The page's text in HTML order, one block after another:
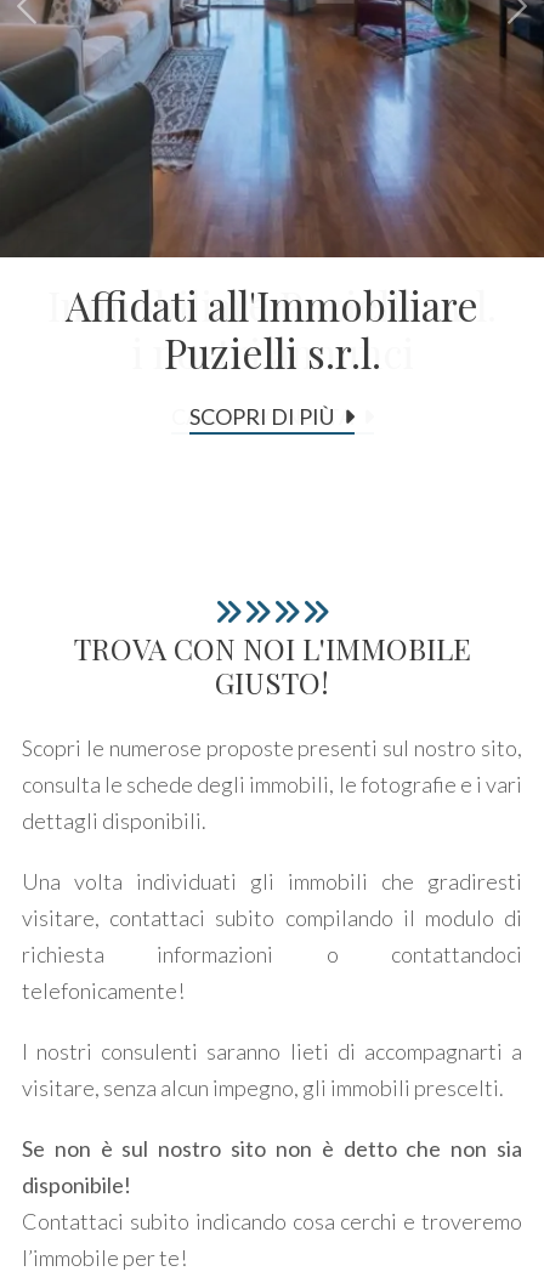
Immobiliare Puzielli s.r.l.
i nostri annunci
CASE IN VENDITA
« »
TROVA CON NOI L'IMMOBILE
GIUSTO!
Scopri le numerose proposte presenti sul nostro sito,
consulta le schede degli immobili, le fotografie e i vari
dettagli disponibili.
Una volta individuati gli immobili che gradiresti
visitare, contattaci subito compilando il modulo di
richiesta informazioni o contattandoci
telefonicamente!
I nostri consulenti saranno lieti di accompagnarti a
visitare, senza alcun impegno, gli immobili prescelti.
Se non è sul nostro sito non è detto che non sia
disponibile!
Contattaci subito indicando cosa cerchi e troveremo
l’immobile per te!
Provincia
Comune
Prezzo
Totale
Locali